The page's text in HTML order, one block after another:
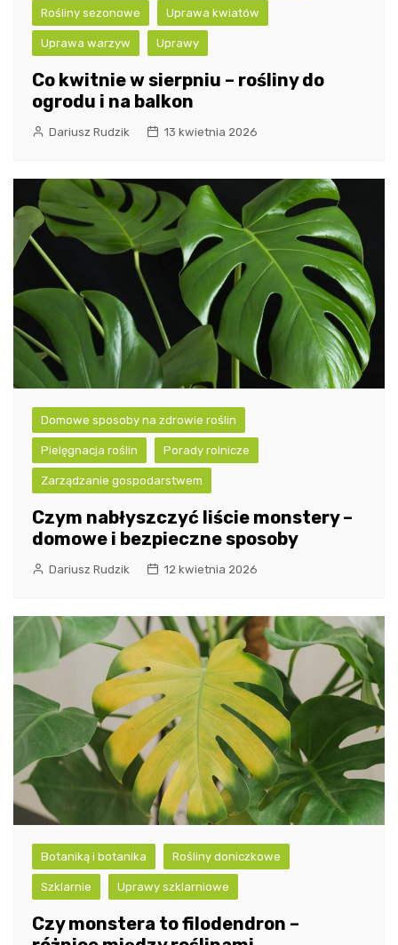
Rośliny sezonowe Uprawa kwiatów
Uprawa warzyw Uprawy
Co kwitnie w sierpniu – rośliny do
ogrodu i na balkon
Dariusz Rudzik 13 kwietnia 2026
Domowe sposoby na zdrowie roślin
Pielęgnacja roślin Porady rolnicze
Zarządzanie gospodarstwem
Czym nabłyszczyć liście monstery –
domowe i bezpieczne sposoby
Dariusz Rudzik 12 kwietnia 2026
Botaniką i botanika Rośliny doniczkowe
Szklarnie Uprawy szklarniowe
Czy monstera to filodendron –